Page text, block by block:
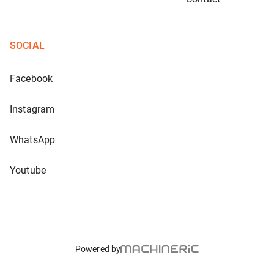
SOCIAL
Facebook
Instagram
WhatsApp
Youtube
Powered by